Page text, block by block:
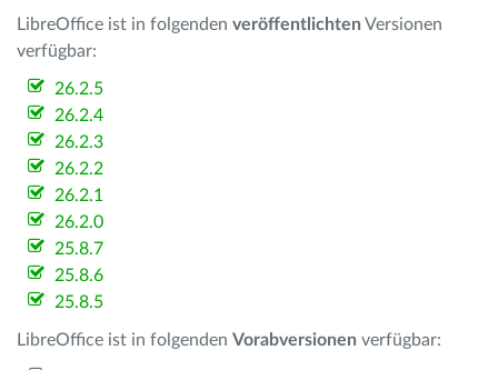
LibreOffice ist in folgenden veröffentlichten Versionen
verfügbar:
26.2.5
26.2.4
26.2.3
26.2.2
26.2.1
26.2.0
25.8.7
25.8.6
25.8.5
LibreOffice ist in folgenden Vorabversionen verfügbar: